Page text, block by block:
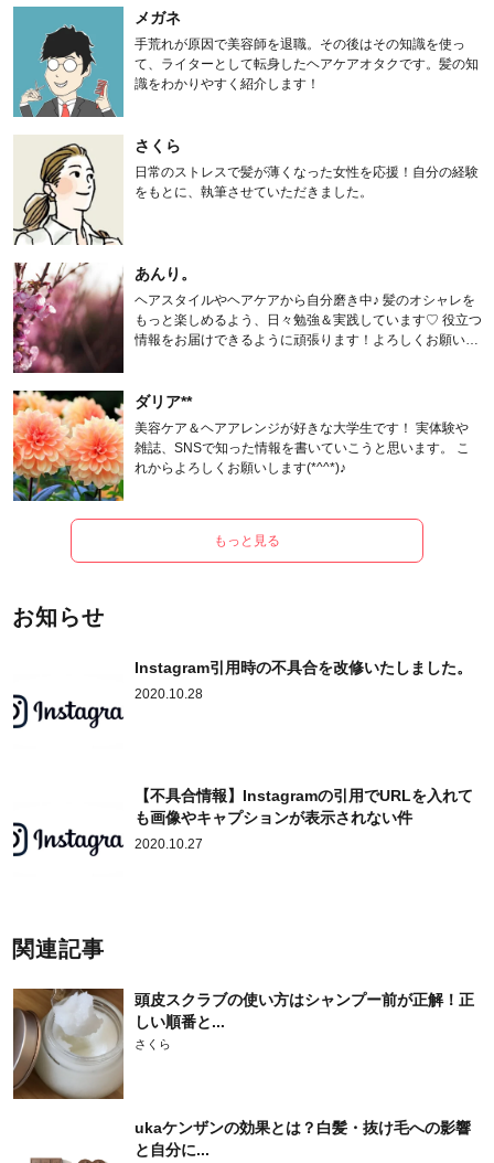
メガネ
手荒れが原因で美容師を退職。その後はその知識を使っ
て、ライターとして転身したヘアケアオタクです。髪の知
識をわかりやすく紹介します！
さくら
日常のストレスで髪が薄くなった女性を応援！自分の経験
をもとに、執筆させていただきました。
あんり。
ヘアスタイルやヘアケアから自分磨き中♪ 髪のオシャレを
もっと楽しめるよう、日々勉強＆実践しています♡ 役立つ
情報をお届けできるように頑張ります！よろしくお願いし
ダリア**
美容ケア＆ヘアアレンジが好きな大学生です！ 実体験や
雑誌、SNSで知った情報を書いていこうと思います。 こ
れからよろしくお願いします(*^^*)♪
もっと見る
お知らせ
Instagram引用時の不具合を改修いたしました。
2020.10.28
【不具合情報】Instagramの引用でURLを入れて
も画像やキャプションが表示されない件
2020.10.27
関連記事
頭皮スクラブの使い方はシャンプー前が正解！正
しい順番と...
さくら
ukaケンザンの効果とは？白髪・抜け毛への影響
と自分に...